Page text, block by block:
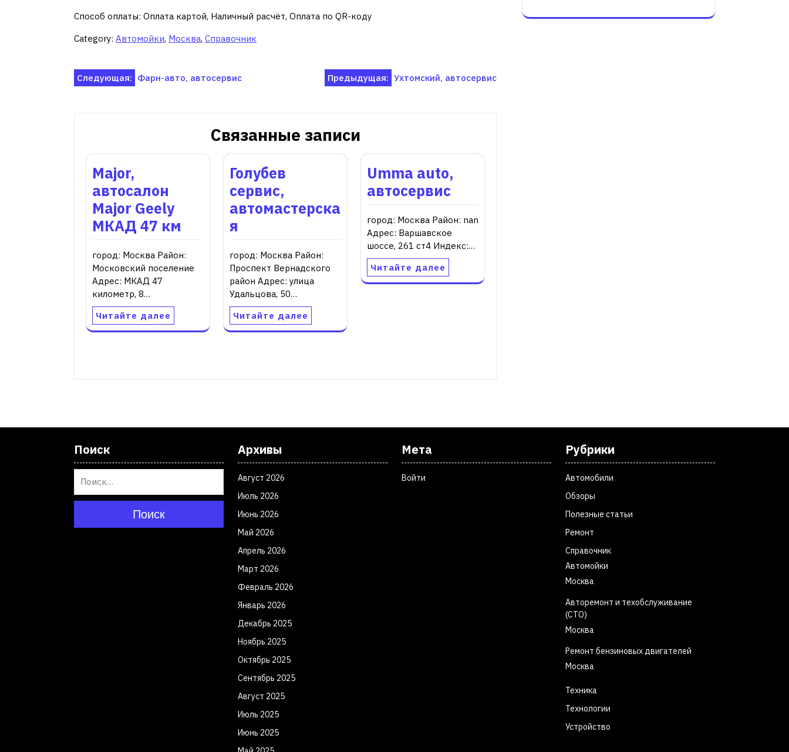
Способ оплаты: Оплата картой, Наличный расчёт, Оплата по QR-коду
Category: Автомойки, Москва, Справочник
Навигация
Предыдущая: Ухтомский, автосервис
Следующая: Фарн-авто, автосервис
Связанные записи
Major,
автосалон
Major Geely
МКАД 47 км
город: Москва Район:
Московский поселение
Адрес: МКАД 47
километр, 8…
Читайте далее
Голубев
сервис,
автомастерска
я
город: Москва Район:
Проспект Вернадского
район Адрес: улица
Удальцова, 50…
Читайте далее
Umma auto,
автосервис
город: Москва Район: nan
Адрес: Варшавское
шоссе, 261 ст4 Индекс:…
Читайте далее
Поиск
Поиск
Архивы
Август 2026
Июль 2026
Июнь 2026
Май 2026
Апрель 2026
Март 2026
Февраль 2026
Январь 2026
Декабрь 2025
Ноябрь 2025
Октябрь 2025
Сентябрь 2025
Август 2025
Июль 2025
Июнь 2025
Мета
Войти
Рубрики
Автомобили
Обзоры
Полезные статьи
Ремонт
Справочник
Автомойки
Москва
Авторемонт и техобслуживание
(СТО)
Москва
Ремонт бензиновых двигателей
Москва
Техника
Технологии
Устройство